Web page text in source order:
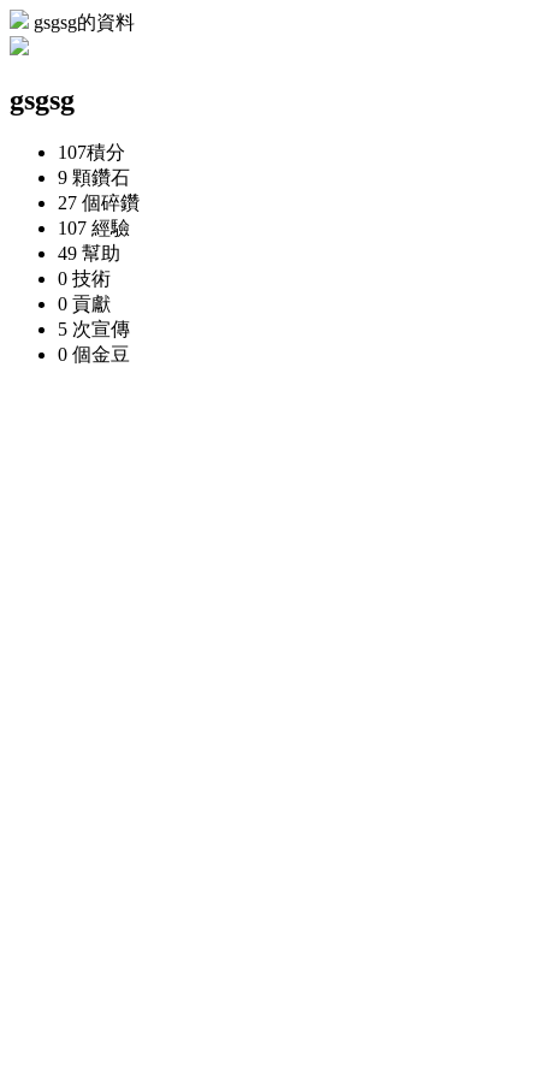
gsgsg的資料
gsgsg
107積分
9 顆鑽石
27 個碎鑽
107 經驗
49 幫助
0 技術
0 貢獻
5 次宣傳
0 個金豆